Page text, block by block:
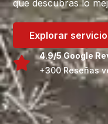
que descubras lo
Explorar
4.9/5 Google
+300 Reseñas